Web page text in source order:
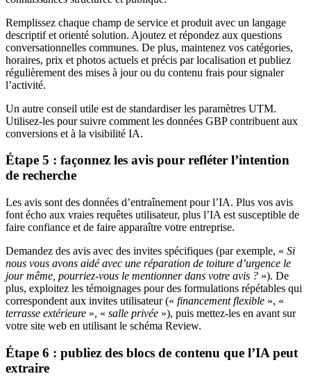
Remplissez chaque champ de service et produit avec un langage
descriptif et orienté solution. Ajoutez et répondez aux questions
conversationnelles communes. De plus, maintenez vos catégories,
horaires, prix et photos actuels et précis par localisation et publiez
régulièrement des mises à jour ou du contenu frais pour signaler
l’activité.
Un autre conseil utile est de standardiser les paramètres UTM.
Utilisez-les pour suivre comment les données GBP contribuent aux
conversions et à la visibilité IA.
Étape 5 : façonnez les avis pour refléter l’intention
de recherche
Les avis sont des données d’entraînement pour l’IA. Plus vos avis
font écho aux vraies requêtes utilisateur, plus l’IA est susceptible de
faire confiance et de faire apparaître votre entreprise.
Demandez des avis avec des invites spécifiques (par exemple, « Si
nous vous avons aidé avec une réparation de toiture d’urgence le
jour même, pourriez-vous le mentionner dans votre avis ? »). De
plus, exploitez les témoignages pour des formulations répétables qui
correspondent aux invites utilisateur (« financement flexible », «
terrasse extérieure », « salle privée »), puis mettez-les en avant sur
votre site web en utilisant le schéma Review.
Étape 6 : publiez des blocs de contenu que l’IA peut
extraire